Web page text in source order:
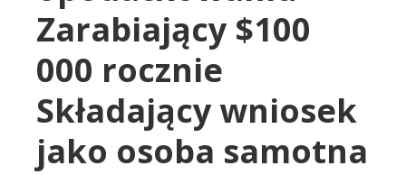
Zarabiający $100
000 rocznie
Składający wniosek
jako osoba samotna